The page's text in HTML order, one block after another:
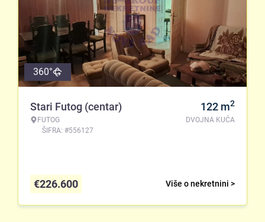
360°
Stari Futog (centar)
FUTOG
ŠIFRA: #556127
122 m2
DVOJNA KUĆA
Više o nekretnini >
€226.600